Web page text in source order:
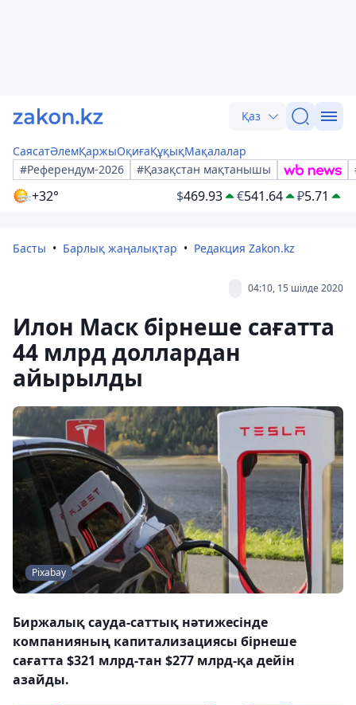
Қаз
СаясатӘлемҚаржыОқиғаҚұқықМақалалар
#Референдум-2026
#Қазақстан мақтанышы
+32° $469.93 €541.64 ₽5.71
Басты Барлық жаңалықтар Редакция Zakon.kz
04:10, 15 шілде 2020
Илон Маск бірнеше сағатта
44 млрд доллардан
айырылды
Pixabay
Биржалық сауда-саттық нәтижесінде
компанияның капитализациясы бірнеше
сағатта $321 млрд-тан $277 млрд-қа дейін
азайды.